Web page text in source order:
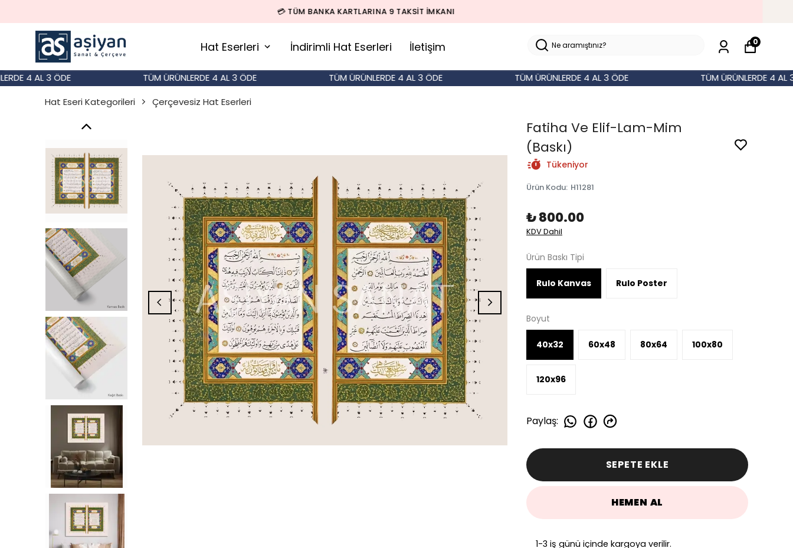
🚚 500 TL ÜZERİ SİPARİŞLERDE KARGO BEDAVA!
Hat Eserleri İndirimli Hat Eserleri İletişim 0
4 AL 3 ÖDE TÜM ÜRÜNLERDE 4 AL 3 ÖDE TÜM ÜRÜNLERDE 4 AL 3 ÖDE TÜM ÜRÜNLERDE 4 AL 3 ÖDE
TÜM ÜRÜNLERDE 4 AL 3
Hat Eseri Kategorileri
Çerçevesiz Hat Eserleri
Fatiha Ve Elif-Lam-Mim
(Baskı)
Tükeniyor
Ürün Kodu: H11281
₺ 800.00
KDV Dahil
Ürün Baskı Tipi
Rulo Kanvas Rulo Poster
Boyut
40x32 60x48 80x64 100x80
120x96
Paylaş:
SEPETE EKLE
HEMEN AL
1-3 iş günü içinde kargoya verilir.